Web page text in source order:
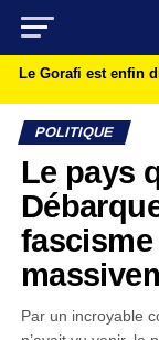
Le Gorafi est enfin
POLITIQUE
Le pays
Par un incroyable